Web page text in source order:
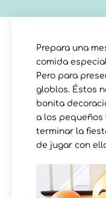
Prepara una
comida
Pero para
globlos. Éstos
bonita
a los pequeños
terminar la
de jugar con